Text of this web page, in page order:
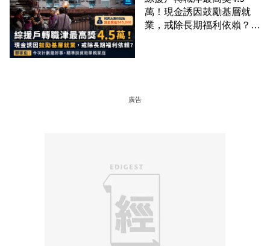
萬！現金誘因鼓勵基層就
業，戒除長期福利依賴？鄧
廣告